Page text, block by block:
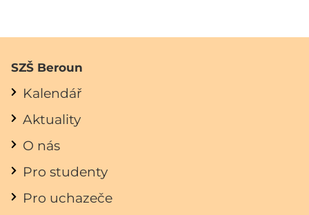
SZŠ Beroun
Kalendář
Aktuality
O nás
Pro studenty
Pro uchazeče